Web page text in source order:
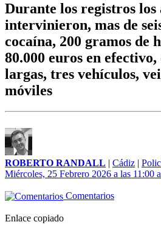
Durante los registros los
intervinieron, mas de
cocaína, 200 gramos de
80.000 euros en
largas, tres vehículos,
móviles
ROBERTO RANDALL | Cádiz |
Miércoles, 25 Febrero 2026 a las 11:00
Comentarios
Enlace copiado